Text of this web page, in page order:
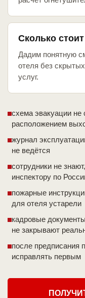
Сколько стоит
Дадим понятную
отеля без
услуг.
схема эвакуации не
расположением
журнал
не ведётся
сотрудники не
инспектору по
пожарные
для отеля устарели
кадровые
не закрывают
после предписания
исправлять первым